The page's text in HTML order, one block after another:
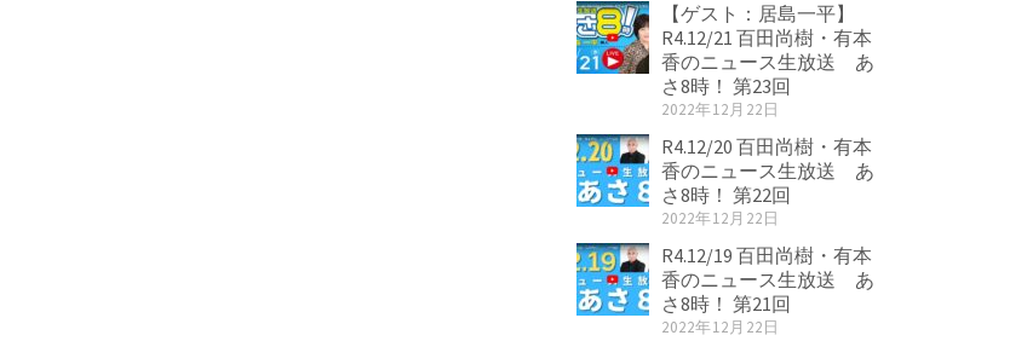
【ゲスト：居島一平】
R4.12/21 百田尚樹・有本
香のニュース生放送 あ
さ8時！ 第23回
2022年12月22日
R4.12/20 百田尚樹・有本
香のニュース生放送 あ
さ8時！ 第22回
2022年12月22日
R4.12/19 百田尚樹・有本
香のニュース生放送 あ
さ8時！ 第21回
2022年12月22日